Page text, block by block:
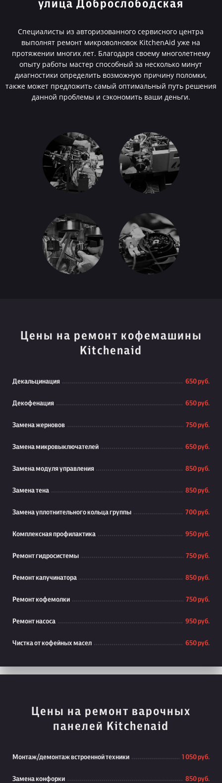
улица Доброслободская
Специалисты из авторизованного сервисного центра
выполнят ремонт микроволновок KitchenAid уже на
протяжении многих лет. Благодаря своему многолетнему
опыту работы мастер способный за несколько минут
диагностики определить возможную причину поломки,
также может предложить самый оптимальный путь решения
данной проблемы и сэкономить ваши деньги.
Цены на ремонт кофемашины
Kitchenaid
Декальцинация 650 руб.
Декофенация 650 руб.
Замена жерновов 750 руб.
Замена микровыключателей 650 руб.
Замена модуля управления 850 руб.
Замена тена 850 руб.
Замена уплотнительного кольца группы 700 руб.
Комплексная профилактика 950 руб.
Ремонт гидросистемы 750 руб.
Ремонт капучинатора 850 руб.
Ремонт кофемолки 750 руб.
Ремонт насоса 950 руб.
Чистка от кофейных масел 650 руб.
Цены на ремонт варочных
панелей Kitchenaid
Монтаж/демонтаж встроенной техники 1 050 руб.
Замена конфорки 850 руб.